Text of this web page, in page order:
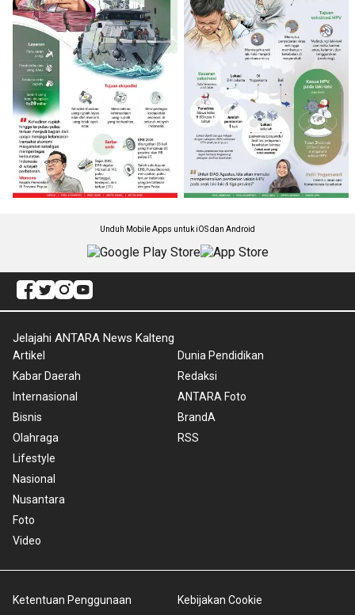
Unduh Mobile Apps untuk iOS dan Android
Jelajahi ANTARA News Kalteng
Artikel
Kabar Daerah
Internasional
Bisnis
Olahraga
Lifestyle
Nasional
Nusantara
Foto
Video
Dunia Pendidikan
Redaksi
ANTARA Foto
BrandA
RSS
Ketentuan Penggunaan
Kebijakan Cookie